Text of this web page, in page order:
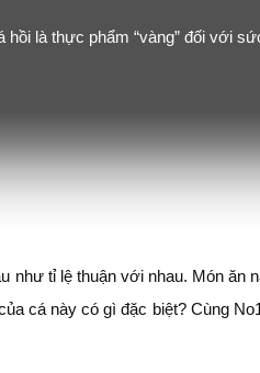
hồi là thực phẩm “vàng” đối với
tỉ lệ thuận với nhau. Món
cá này có gì đặc biệt? Cùng